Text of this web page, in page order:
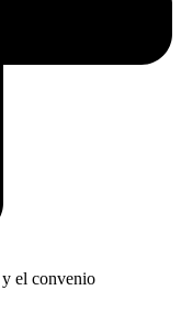
el convenio